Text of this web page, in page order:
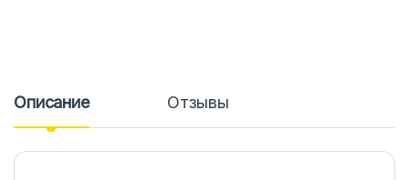
Описание Отзывы